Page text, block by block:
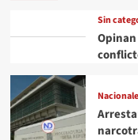
Sin